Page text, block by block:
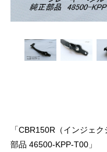
「CBR150R（インジェ
部品 46500-KPP-T00」